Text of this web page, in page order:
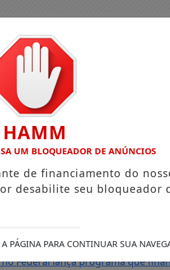
Thalles Roberto
Reforma
sexual em Feira de Santana é
Federal lança programa que
HAMM
UM BLOQUEADOR DE ANÚNCIOS
de financiamento do
desabilite seu bloqueador
PÁGINA PARA CONTINUAR SUA